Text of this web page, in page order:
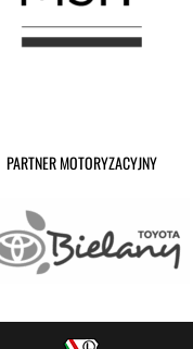
PARTNER MOTORYZACYJNY